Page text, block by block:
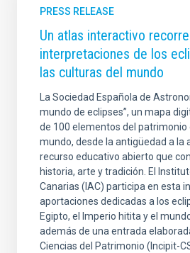
PRESS RELEASE
Un atlas interactivo
interpretaciones de los
las culturas del mundo
La Sociedad Española de
mundo de eclipses”, un mapa
de 100 elementos del patrimonio
mundo, desde la antigüedad a la
recurso educativo abierto que
historia, arte y tradición. El
Canarias (IAC) participa en esta
aportaciones dedicadas a los
Egipto, el Imperio hitita y el
además de una entrada
Ciencias del Patrimonio (Incipit-